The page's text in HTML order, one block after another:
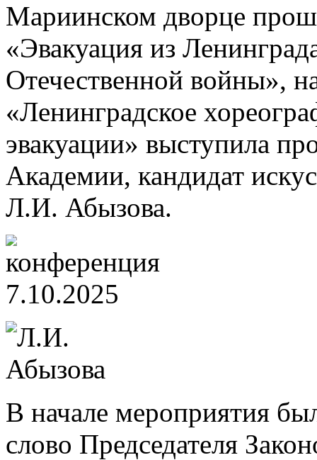
Мариинском дворце
«Эвакуация из
Отечественной войны»,
«Ленинградское
эвакуации» выступила
Академии, кандидат
Л.И. Абызова.
В начале мероприятия
слово Председателя